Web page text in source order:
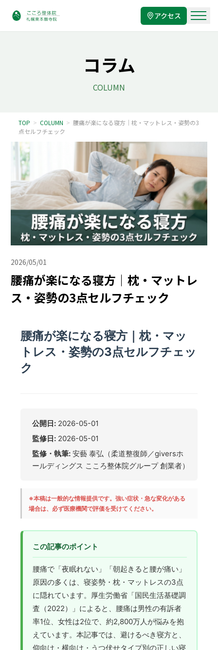
アクセス
コラム
COLUMN
TOP > COLUMN > 腰痛が楽になる寝方｜枕・マットレス・姿勢の3
点セルフチェック
2026/05/01
腰痛が楽になる寝方｜枕・マットレ
ス・姿勢の3点セルフチェック
腰痛が楽になる寝方｜枕・マッ
トレス・姿勢の3点セルフチェッ
ク
公開日: 2026-05-01
監修日: 2026-05-01
監修・執筆: 安藝 泰弘（柔道整復師／giversホ
ールディングス こころ整体院グループ 創業者）
※本稿は一般的な情報提供です。強い症状・急な変化がある
場合は、必ず医療機関で評価を受けてください。
この記事のポイント
腰痛で「夜眠れない」「朝起きると腰が痛い」
原因の多くは、寝姿勢・枕・マットレスの3点
に隠れています。厚生労働省「国民生活基礎調
査（2022）」によると、腰痛は男性の有訴者
率1位、女性は2位で、約2,800万人が悩みを抱
えています。本記事では、避けるべき寝方と、
仰向け・横向け・うつ伏せタイプ別の正しい寝